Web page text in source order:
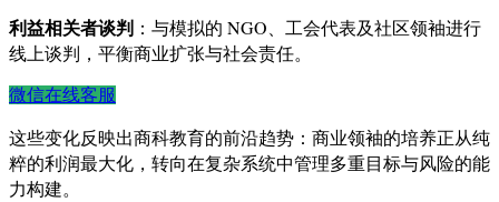
利益相关者谈判 ：与模拟的 NGO、工会代表及社区领袖进行
线上谈判，平衡商业扩张与社会责任。
微信在线客服
这些变化反映出商科教育的前沿趋势：商业领袖的培养正从纯
粹的利润最大化，转向在复杂系统中管理多重目标与风险的能
力构建。